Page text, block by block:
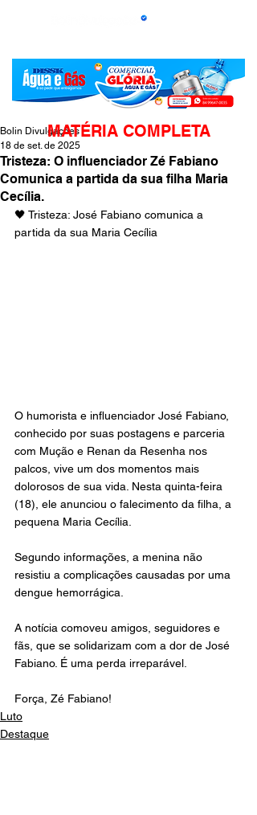
Tristeza: O influenciador Zé Fabiano
Comunica a partida da sua filha Maria
Cecília.
Bolin Divulgações
18 de set. de 2025
🖤 Tristeza: José Fabiano comunica a
partida da sua Maria Cecília
O humorista e influenciador José Fabiano,
conhecido por suas postagens e parceria
com Mução e Renan da Resenha nos
palcos, vive um dos momentos mais
dolorosos de sua vida. Nesta quinta-feira
(18), ele anunciou o falecimento da filha, a
pequena Maria Cecília.
Segundo informações, a menina não
resistiu a complicações causadas por uma
dengue hemorrágica.
A notícia comoveu amigos, seguidores e
fãs, que se solidarizam com a dor de José
Fabiano. É uma perda irreparável.
Força, Zé Fabiano!
Luto
Destaque
MATÉRIA COMPLETA